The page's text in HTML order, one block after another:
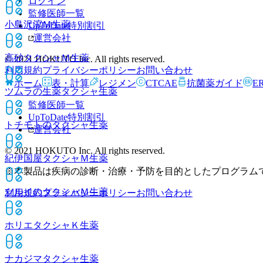
小島沢瀉Ｍ生薬
高砂タクシャＭ生薬
ツムラの生薬タクシャ生薬
トチモトのタクシャ生薬
紀伊国屋タクシャＭ生薬
ツルイのタクシャＭ生薬
ホリエタクシャＫ 生薬
ナカジマタクシャ生薬
監修医師一覧
UpToDate特別割引
運営会社
© 2021 HOKUTO Inc. All rights reserved.
利用規約プライバシーポリシーお問い合わせ
ホーム
表・計算 レジメン CTCAE 抗菌薬ガイド
監修医師一覧
UpToDate特別割引
運営会社
© 2021 HOKUTO Inc. All rights reserved.
※本製品は疾病の診断・治療・予防を目的としたプログラム
利用規約プライバシーポリシーお問い合わせ